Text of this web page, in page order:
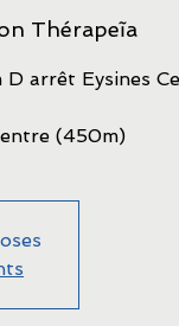
Thérapeĩa
D arrêt Eysines
(450m)